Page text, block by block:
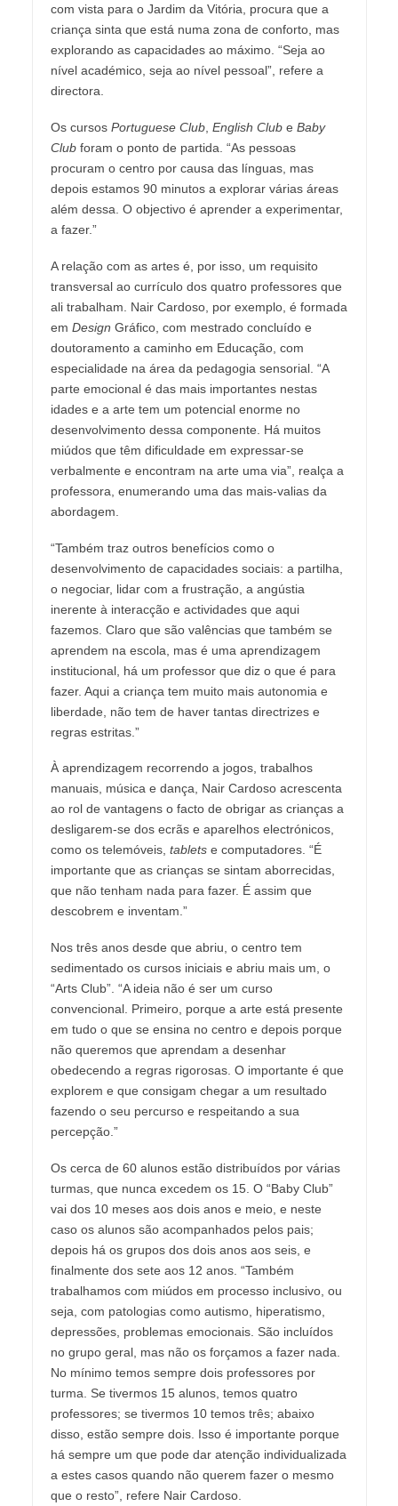
com vista para o Jardim da Vitória, procura que a
criança sinta que está numa zona de conforto, mas
explorando as capacidades ao máximo. “Seja ao
nível académico, seja ao nível pessoal”, refere a
directora.
Os cursos Portuguese Club, English Clube Baby
Clubforam o ponto de partida. “As pessoas
procuram o centro por causa das línguas, mas
depois estamos 90 minutos a explorar várias áreas
além dessa. O objectivo é aprender a experimentar,
a fazer.”
A relação com as artes é, por isso, um requisito
transversal ao currículo dos quatro professores que
ali trabalham. Nair Cardoso, por exemplo, é formada
em Design Gráfico, com mestrado concluído e
doutoramento a caminho em Educação, com
especialidade na área da pedagogia sensorial. “A
parte emocional é das mais importantes nestas
idades e a arte tem um potencial enorme no
desenvolvimento dessa componente. Há muitos
miúdos que têm dificuldade em expressar-se
verbalmente e encontram na arte uma via”, realça a
professora, enumerando uma das mais-valias da
abordagem.
“Também traz outros benefícios como o
desenvolvimento de capacidades sociais: a partilha,
o negociar, lidar com a frustração, a angústia
inerente à interacção e actividades que aqui
fazemos. Claro que são valências que também se
aprendem na escola, mas é uma aprendizagem
institucional, há um professor que diz o que é para
fazer. Aqui a criança tem muito mais autonomia e
liberdade, não tem de haver tantas directrizes e
regras estritas.”
À aprendizagem recorrendo a jogos, trabalhos
manuais, música e dança, Nair Cardoso acrescenta
ao rol de vantagens o facto de obrigar as crianças a
desligarem-se dos ecrãs e aparelhos electrónicos,
como os telemóveis, tabletse computadores. “É
importante que as crianças se sintam aborrecidas,
que não tenham nada para fazer. É assim que
descobrem e inventam.”
Nos três anos desde que abriu, o centro tem
sedimentado os cursos iniciais e abriu mais um, o
“Arts Club”. “A ideia não é ser um curso
convencional. Primeiro, porque a arte está presente
em tudo o que se ensina no centro e depois porque
não queremos que aprendam a desenhar
obedecendo a regras rigorosas. O importante é que
explorem e que consigam chegar a um resultado
fazendo o seu percurso e respeitando a sua
percepção.”
Os cerca de 60 alunos estão distribuídos por várias
turmas, que nunca excedem os 15. O “Baby Club”
vai dos 10 meses aos dois anos e meio, e neste
caso os alunos são acompanhados pelos pais;
depois há os grupos dos dois anos aos seis, e
finalmente dos sete aos 12 anos. “Também
trabalhamos com miúdos em processo inclusivo, ou
seja, com patologias como autismo, hiperatismo,
depressões, problemas emocionais. São incluídos
no grupo geral, mas não os forçamos a fazer nada.
No mínimo temos sempre dois professores por
turma. Se tivermos 15 alunos, temos quatro
professores; se tivermos 10 temos três; abaixo
disso, estão sempre dois. Isso é importante porque
há sempre um que pode dar atenção individualizada
a estes casos quando não querem fazer o mesmo
que o resto”, refere Nair Cardoso.